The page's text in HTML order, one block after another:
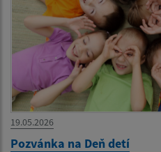
19.05.2026
Pozvánka na Deň detí